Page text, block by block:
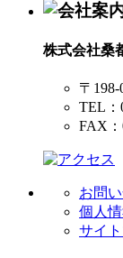
株式会社桑
〒
TEL：
FAX：
お問
個人
サイ